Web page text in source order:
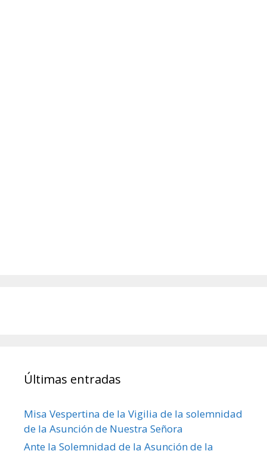
Últimas entradas
Misa Vespertina de la Vigilia de la solemnidad
de la Asunción de Nuestra Señora
Ante la Solemnidad de la Asunción de la